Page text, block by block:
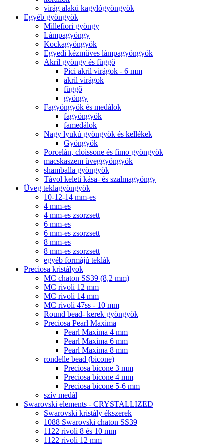
virág alakú kagylógyöngyök
Egyéb gyöngyök
Millefiori gyöngy
Lámpagyöngy
Kockagyöngyök
Egyedi kézműves lámpagyöngyök
Akril gyöngy és függő
Pici akril virágok - 6 mm
akril virágok
függõ
gyöngy
Fagyöngyök és medálok
fagyöngyök
famedálok
Nagy lyukú gyöngyök és kellékek
Gyöngyök
Porcelán, cloissone és fimo gyöngyök
macskaszem üveggyöngyök
shamballa gyöngyök
Távol keleti kása- és szalmagyöngy
Üveg teklagyöngyök
10-12-14 mm-es
4 mm-es
4 mm-es zsorzsett
6 mm-es
6 mm-es zsorzsett
8 mm-es
8 mm-es zsorzsett
egyéb formájú teklák
Preciosa kristályok
MC chaton SS39 (8,2 mm)
MC rivoli 12 mm
MC rivoli 14 mm
MC rivoli 47ss - 10 mm
Round bead- kerek gyöngyök
Preciosa Pearl Maxima
Pearl Maxima 4 mm
Pearl Maxima 6 mm
Pearl Maxima 8 mm
rondelle bead (bicone)
Preciosa bicone 3 mm
Preciosa bicone 4 mm
Preciosa bicone 5-6 mm
szív medál
Swarovski elements - CRYSTALLIZED
Swarovski kristály ékszerek
1088 Swarovski chaton SS39
1122 rivoli 8 és 10 mm
1122 rivoli 12 mm